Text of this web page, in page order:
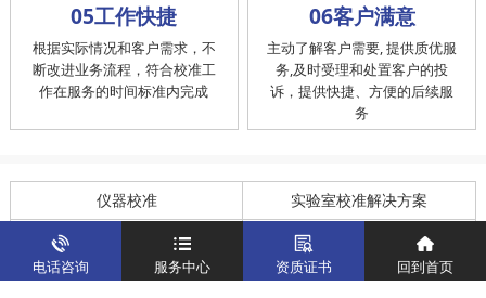
05工作快捷
根据实际情况和客户需求，不
断改进业务流程，符合校准工
作在服务的时间标准内完成
06客户满意
主动了解客户需要, 提供质优服
务,及时受理和处置客户的投
诉，提供快捷、方便的后续服
务
仪器校准 实验室校准解决方案
制造仪器校准解决方案 计量校准实验室
关于我们 新闻资讯
电话咨询 服务中心 资质证书 回到首页